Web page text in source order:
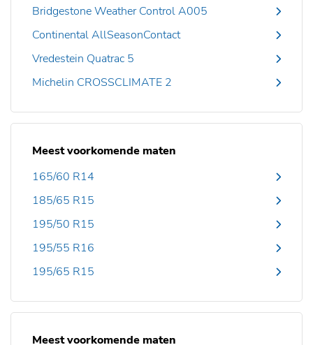
Bridgestone Weather Control A005
Continental AllSeasonContact
Vredestein Quatrac 5
Michelin CROSSCLIMATE 2
Meest voorkomende maten
165/60 R14
185/65 R15
195/50 R15
195/55 R16
195/65 R15
Meest voorkomende maten